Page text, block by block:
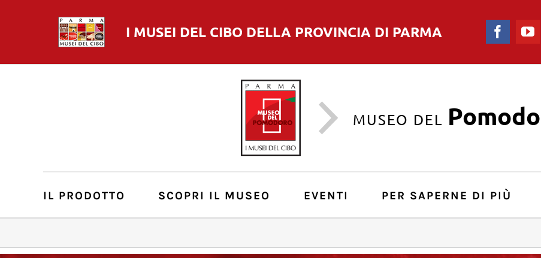
I MUSEI DEL CIBO DELLA PROVINCIA DI PARMA
MUSEO DEL
IL PRODOTTO SCOPRI IL MUSEO EVENTI PER SAPERNE DI PIÙ